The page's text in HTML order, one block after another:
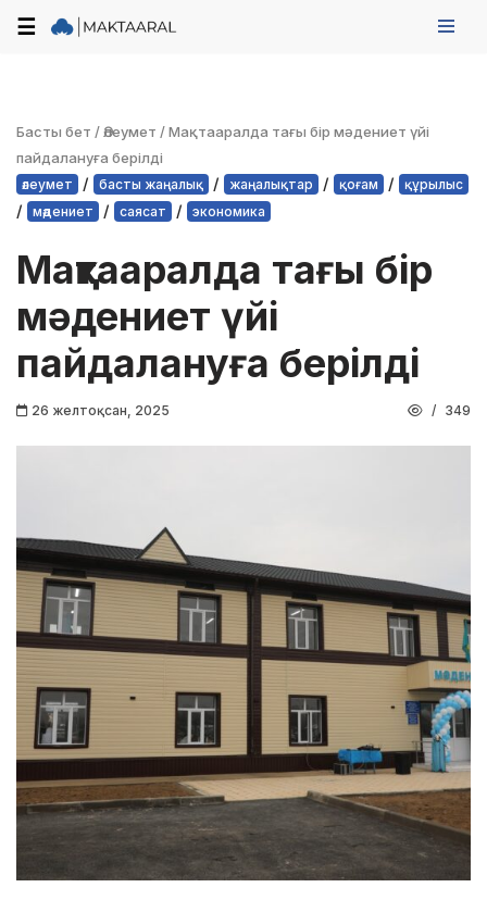
☰
Басты бет /Әлеумет /Мақтааралда тағы бір мәдениет үйі
пайдалануға берілді
әлеумет / басты жаңалық / жаңалықтар / қоғам / құрылыс
/ мәдениет / саясат / экономика
Мақтааралда тағы бір
мәдениет үйі
пайдалануға берілді
26 желтоқсан, 2025 349